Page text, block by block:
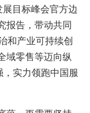
目标峰会官方边
报告，带动共同
和产业可持续创
域零售等迈向纵
实力领跑中国服